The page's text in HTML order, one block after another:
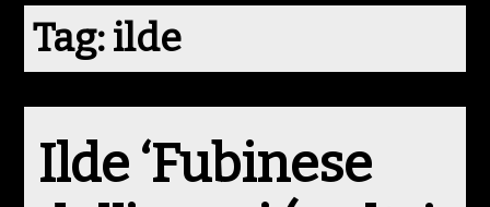
Tag:ilde
Ilde ‘Fubinese